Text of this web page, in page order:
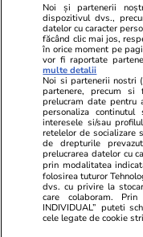
TRENDING
Horoscop
Horoscop 27
nevoia să
pe care le
Știri România
Român întors
Noi și partenerii
dispozitivul dvs.,
datelor cu caracter
făcând clic mai jos,
în orice moment pe
vor fi raportate
multe detalii
Noi si partenerii nostri
partenere, precum
prelucram date pentru
personaliza
interesele si/sau
retelelor de socializare
de drepturile
prelucrarea datelor cu
prin modalitatea
folosirea tuturor
dvs. cu privire la
care colaboram.
INDIVIDUAL” puteti
cele legate de cookie